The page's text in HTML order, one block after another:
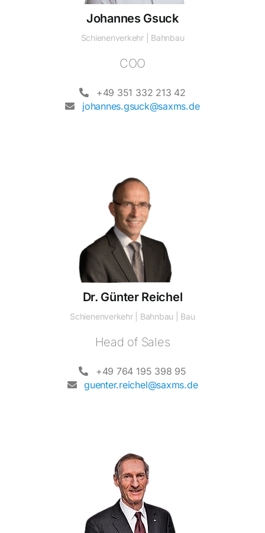
Johannes Gsuck
Schienenverkehr | Bahnbau
COO
+49 351 332 213 42
johannes.gsuck@saxms.de
Dr. Günter Reichel
Schienenverkehr | Bahnbau | Bau
Head of Sales
+49 764 195 398 95
guenter.reichel@saxms.de